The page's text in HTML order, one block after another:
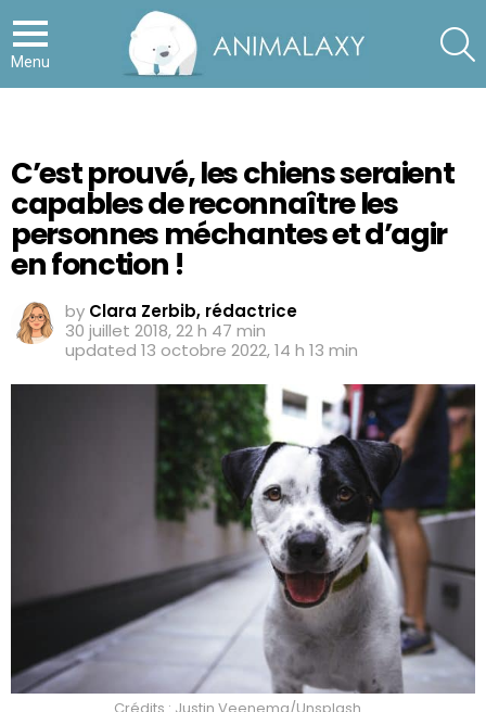
Menu
C’est prouvé, les chiens seraient
capables de reconnaître les
personnes méchantes et d’agir
en fonction !
by Clara Zerbib, rédactrice
30 juillet 2018, 22 h 47 min
updated 13 octobre 2022, 14 h 13 min